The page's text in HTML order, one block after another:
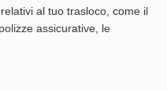
al tuo trasloco, come il
assicurative, le